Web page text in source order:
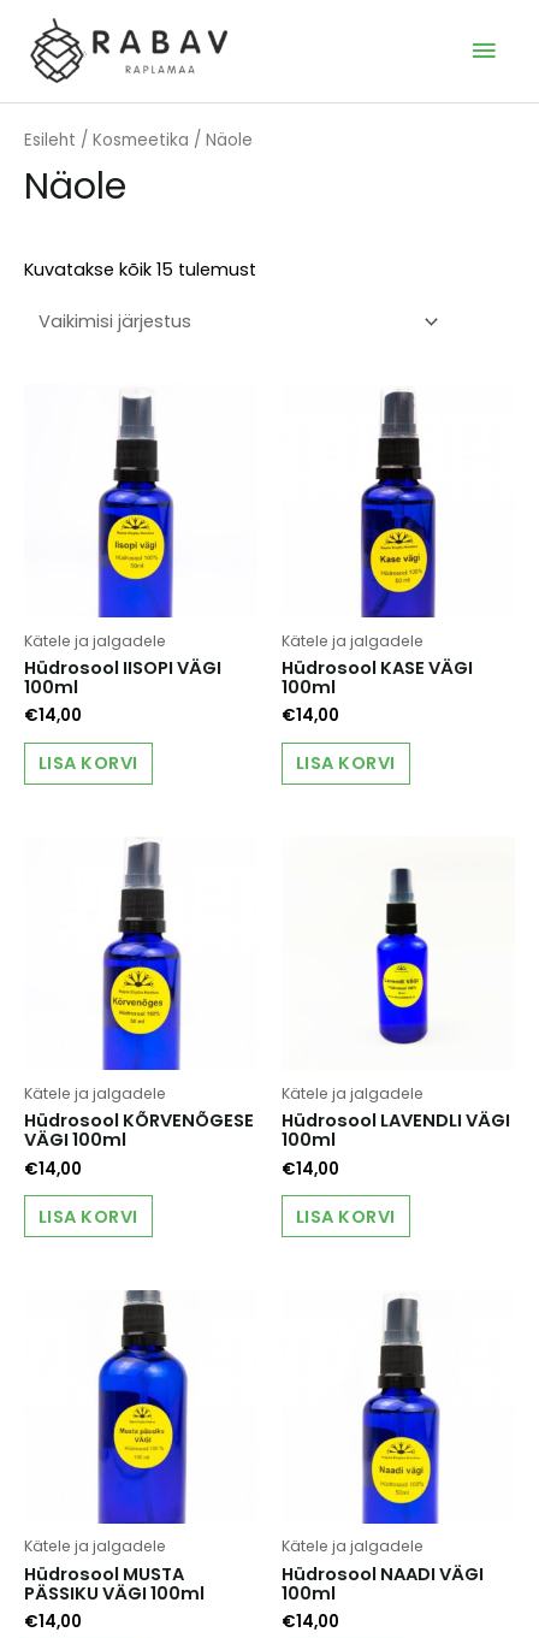
content
Esileht / Kosmeetika / Näole
Näole
Kuvatakse kõik 15 tulemust
Kätele ja jalgadele
Hüdrosool IISOPI VÄGI
100ml
€14,00
LISA KORVI
Kätele ja jalgadele
Hüdrosool KASE VÄGI
100ml
€14,00
LISA KORVI
Kätele ja jalgadele
Hüdrosool KÕRVENÕGESE
VÄGI 100ml
€14,00
LISA KORVI
Kätele ja jalgadele
Hüdrosool LAVENDLI VÄGI
100ml
€14,00
LISA KORVI
Kätele ja jalgadele
Hüdrosool MUSTA
PÄSSIKU VÄGI 100ml
€14,00
Kätele ja jalgadele
Hüdrosool NAADI VÄGI
100ml
€14,00